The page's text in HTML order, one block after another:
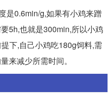
是0.6min/g,如果有小鸡来蹭
5h,也就是300min,所以小鸡
下,自己小鸡吃180g饲料,需
来减少所需时间。